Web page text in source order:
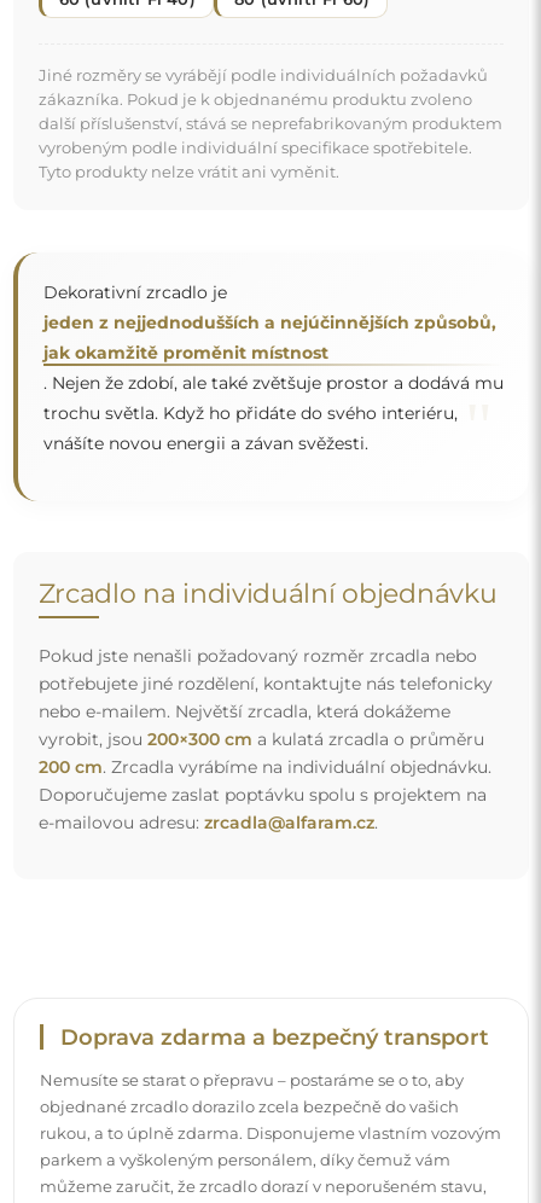
Zrcadlo na individuální objednávku
Pokud jste nenašli požadovaný rozměr zrcadla nebo
potřebujete jiné rozdělení, kontaktujte nás telefonicky
Doporučujeme zaslat poptávku spolu s projektem na
e-mailovou adresu:zrcadla@alfaram.cz.
objednané zrcadlo dorazilo zcela bezpečně do vašich
rukou, a to úplně zdarma. Disponujeme vlastním vozovým
parkem a vyškoleným personálem, díky čemuž vám
můžeme zaručit, že zrcadlo dorazí v neporušeném stavu,
bez dodatečných nákladů. I když si objednáte zrcadlo
velkých rozměrů, můžete počítat s rychlým doručením.
Podívejte se, jak balíme naše zrcadla.
Snadná montáž
Zajišťujeme výrobu a dodání zrcadel, zatímco montáž je
na vaší straně. Vzhledem ke specifičnosti každého prostoru